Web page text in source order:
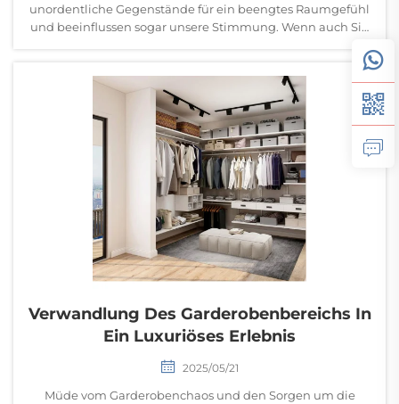
unordentliche Gegenstände für ein beengtes Raumgefühl
und beeinflussen sogar unsere Stimmung. Wenn auch Sie
Lösung s...
Verwandlung Des Garderobenbereichs In
Ein Luxuriöses Erlebnis
2025/05/21
Müde vom Garderobenchaos und den Sorgen um die